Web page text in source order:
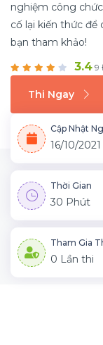
nghiệm công
cố lại kiến thức để
bạn tham khảo!
3.4 9
Thi Ngay
Cập Nhật
16/10/2021
Thời Gian
30 Phút
Tham Gia
0 Lần thi